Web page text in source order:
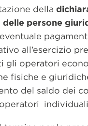
della
persone
all’esercizio
gli operatori
fisiche e
del saldo dei